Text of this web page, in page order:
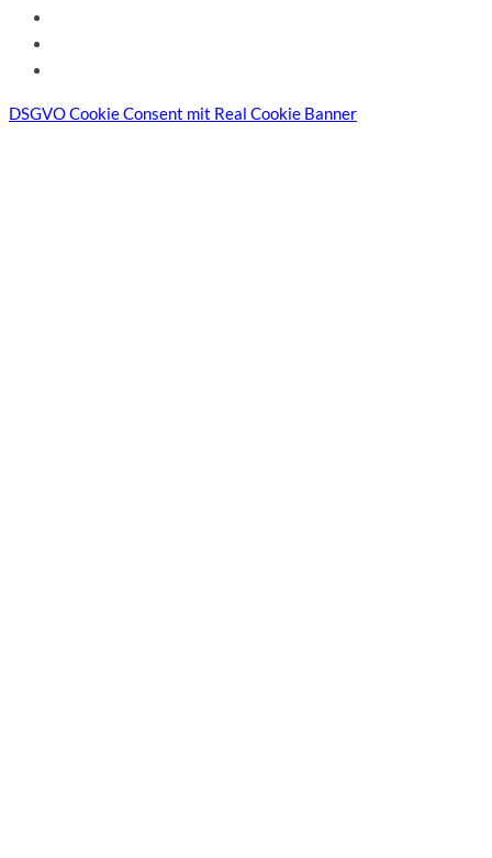
DSGVO Cookie Consent mit Real Cookie Banner